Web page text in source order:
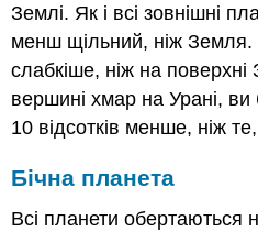
Землі. Як і всі зовнішні
менш щільний, ніж Земля.
слабкіше, ніж на
вершині хмар на Урані,
10 відсотків менше, ніж
Бічна планета
Всі планети обертаються